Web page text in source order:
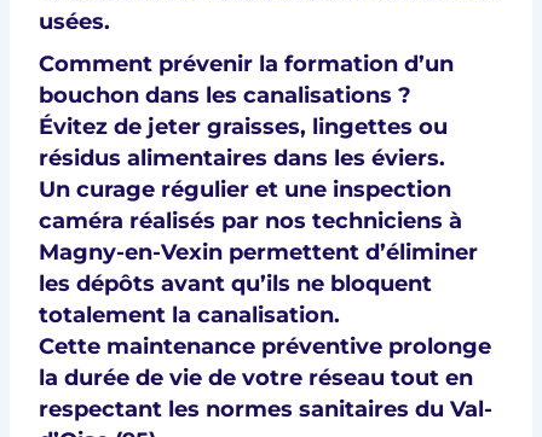
usées.
Comment prévenir la formation d’un
bouchon dans les canalisations ?
Évitez de jeter graisses, lingettes ou
résidus alimentaires dans les éviers.
Un curage régulier et une inspection
caméra réalisés par nos techniciens à
Magny-en-Vexin permettent d’éliminer
les dépôts avant qu’ils ne bloquent
totalement la canalisation.
Cette maintenance préventive prolonge
la durée de vie de votre réseau tout en
respectant les normes sanitaires du Val-